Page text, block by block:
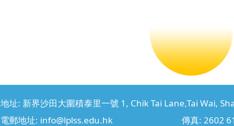
地址: 新界沙田大圍積泰里一號 1, Chik Tai Lane,Tai Wai,
電郵地址: info@lplss.edu.hk 傳真: 2602